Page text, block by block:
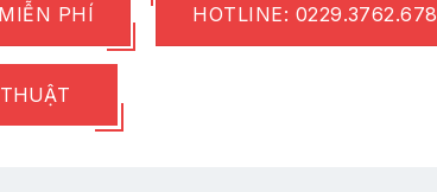
PHÍ HOTLINE: 0229.3762.678